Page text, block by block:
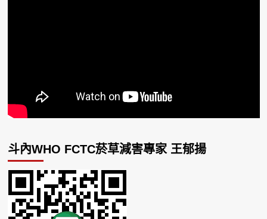
斗內WHO FCTC菸草減害專家 王郁揚